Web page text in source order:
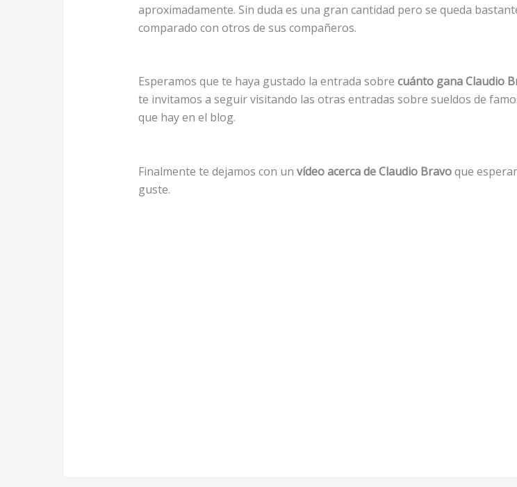
aproximadamente. Sin duda es una gran cantidad pero se queda
comparado con otros de sus compañeros.
Esperamos que te haya gustado la entrada sobre cuánto gana Claudio
te invitamos a seguir visitando las otras entradas sobre sueldos de
que hay en el blog.
Finalmente te dejamos con un vídeo acerca de Claudio Bravoque
guste.